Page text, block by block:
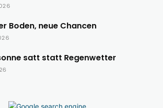
Boden, neue Chancen
satt statt Regenwetter